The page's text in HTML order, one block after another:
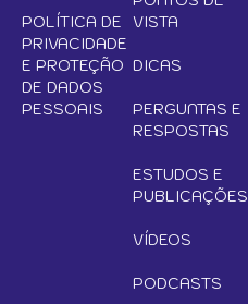
POLÍTICA DE
PRIVACIDADE
E PROTEÇÃO
DE DADOS
PESSOAIS
VISTA
DICAS
PERGUNTAS E
RESPOSTAS
ESTUDOS E
PUBLICAÇÕES
VÍDEOS
PODCASTS